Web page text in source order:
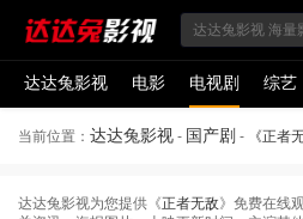
达达兔影视 电影 电视剧 综艺
当前位置： 达达兔影视 - 国产剧 - 《正者
达达兔影视为您提供《正者无敌》免费在线